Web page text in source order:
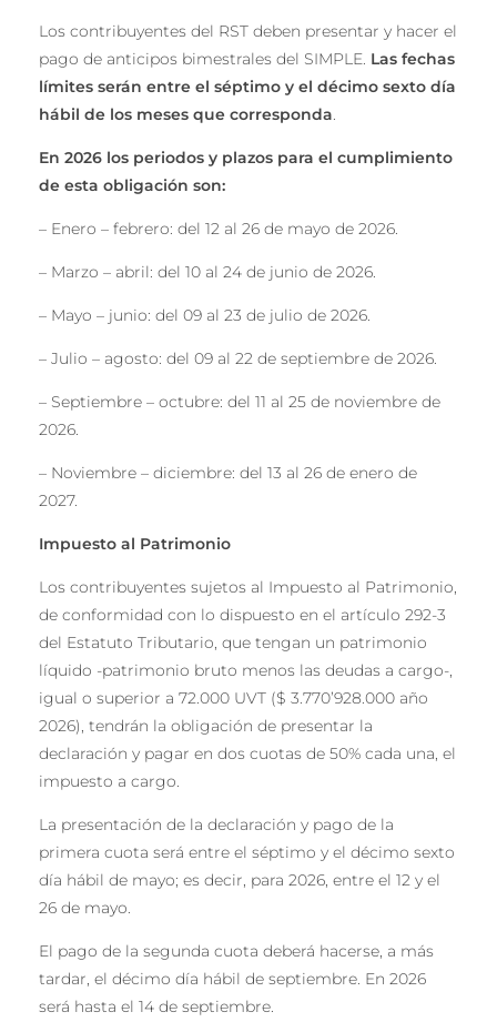
Los contribuyentes del RST deben presentar y hacer el
pago de anticipos bimestrales del SIMPLE. Las fechas
límites serán entre el séptimo y el décimo sexto día
hábil de los meses que corresponda.
En 2026 los periodos y plazos para el cumplimiento
de esta obligación son:
– Enero – febrero: del 12 al 26 de mayo de 2026.
– Marzo – abril: del 10 al 24 de junio de 2026.
– Mayo – junio: del 09 al 23 de julio de 2026.
– Julio – agosto: del 09 al 22 de septiembre de 2026.
– Septiembre – octubre: del 11 al 25 de noviembre de
2026.
– Noviembre – diciembre: del 13 al 26 de enero de
2027.
Impuesto al Patrimonio
Los contribuyentes sujetos al Impuesto al Patrimonio,
de conformidad con lo dispuesto en el artículo 292-3
del Estatuto Tributario, que tengan un patrimonio
líquido -patrimonio bruto menos las deudas a cargo-,
igual o superior a 72.000 UVT ($ 3.770’928.000 año
2026), tendrán la obligación de presentar la
declaración y pagar en dos cuotas de 50% cada una, el
impuesto a cargo.
La presentación de la declaración y pago de la
primera cuota será entre el séptimo y el décimo sexto
día hábil de mayo; es decir, para 2026, entre el 12 y el
26 de mayo.
El pago de la segunda cuota deberá hacerse, a más
tardar, el décimo día hábil de septiembre. En 2026
será hasta el 14 de septiembre.